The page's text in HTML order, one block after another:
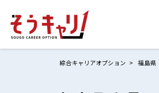
綜合キャリアオプション 福島県